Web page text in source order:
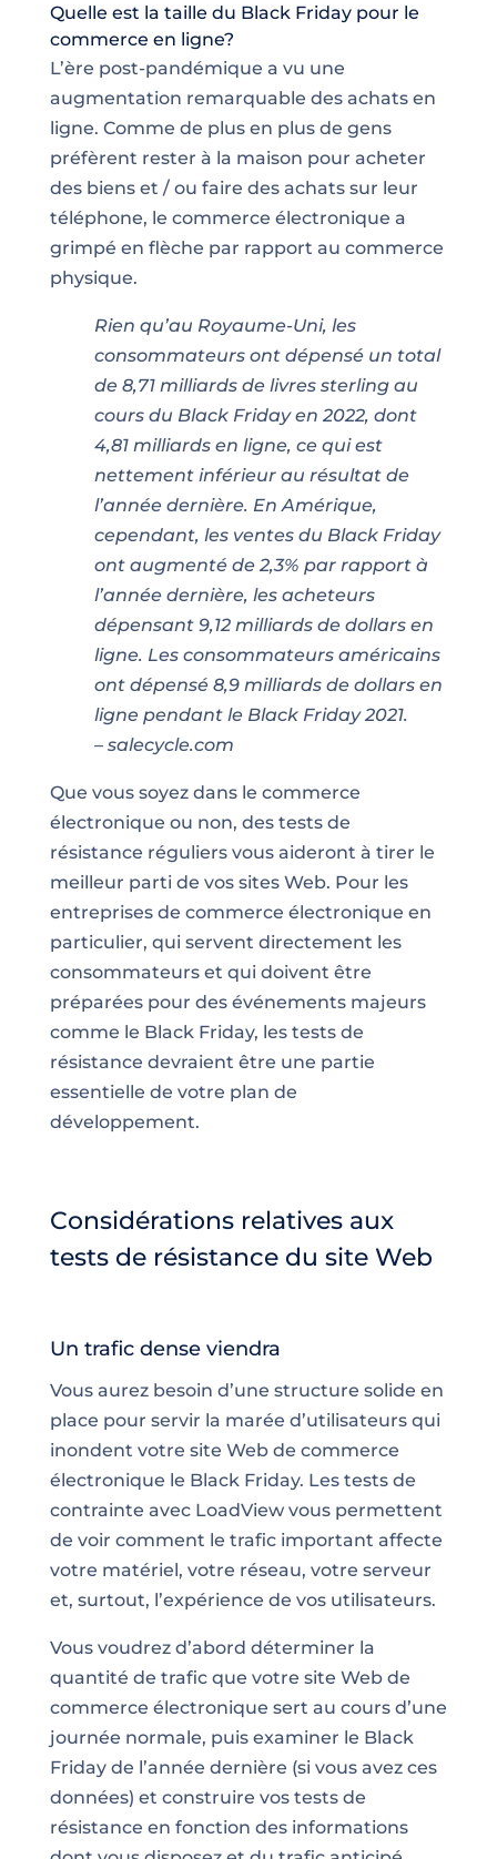
Quelle est la taille du Black Friday pour le
commerce en ligne?
L’ère post-pandémique a vu une
augmentation remarquable des achats en
ligne. Comme de plus en plus de gens
préfèrent rester à la maison pour acheter
des biens et / ou faire des achats sur leur
téléphone, le commerce électronique a
grimpé en flèche par rapport au commerce
physique.
Rien qu’au Royaume-Uni, les
consommateurs ont dépensé un total
de 8,71 milliards de livres sterling au
cours du Black Friday en 2022, dont
4,81 milliards en ligne, ce qui est
nettement inférieur au résultat de
l’année dernière. En Amérique,
cependant, les ventes du Black Friday
ont augmenté de 2,3% par rapport à
l’année dernière, les acheteurs
dépensant 9,12 milliards de dollars en
ligne. Les consommateurs américains
ont dépensé 8,9 milliards de dollars en
ligne pendant le Black Friday 2021.
– salecycle.com
Que vous soyez dans le commerce
électronique ou non, des tests de
résistance réguliers vous aideront à tirer le
meilleur parti de vos sites Web. Pour les
entreprises de commerce électronique en
particulier, qui servent directement les
consommateurs et qui doivent être
préparées pour des événements majeurs
comme le Black Friday, les tests de
résistance devraient être une partie
essentielle de votre plan de
développement.
Considérations relatives aux
tests de résistance du site Web
Un trafic dense viendra
Vous aurez besoin d’une structure solide en
place pour servir la marée d’utilisateurs qui
inondent votre site Web de commerce
électronique le Black Friday. Les tests de
contrainte avec LoadView vous permettent
de voir comment le trafic important affecte
votre matériel, votre réseau, votre serveur
et, surtout, l’expérience de vos utilisateurs.
Vous voudrez d’abord déterminer la
quantité de trafic que votre site Web de
commerce électronique sert au cours d’une
journée normale, puis examiner le Black
Friday de l’année dernière (si vous avez ces
données) et construire vos tests de
résistance en fonction des informations